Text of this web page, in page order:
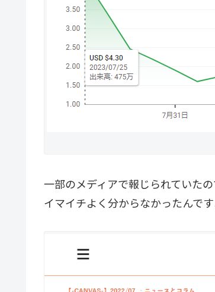
一部のメディアで報じられていた
イマイチよく分からなかったんです